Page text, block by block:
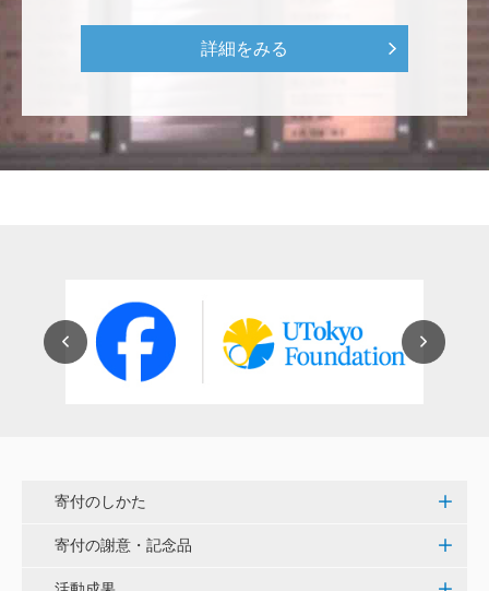
ス・プロジェクト（三崎臨海実験所）>
穴吹 善範
昨春に開催された小石川植物園の観桜会は素晴らし
用いただけると幸いです。 <東京大学動物医療センタ
ー未来基金（東大VMC基金）>
白石流司、その始まりを赤門に。 <ひらけ！赤門プロ
ジェクト>
詳細をみる
寄付のしかた
寄付の謝意・記念品